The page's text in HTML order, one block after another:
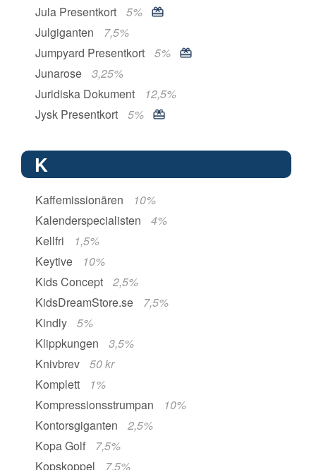
Jula Presentkort
5%
Julgiganten
7,5%
Jumpyard Presentkort
5%
Junarose
3,25%
Juridiska Dokument
12,5%
Jysk Presentkort
5%
K
Kaffemissionären
10%
Kalenderspecialisten
4%
Kellfri
1,5%
Keytive
10%
Kids Concept
2,5%
KidsDreamStore.se
7,5%
Kindly
5%
Klippkungen
3,5%
Knivbrev
50 kr
Komplett
1%
Kompressionsstrumpan
10%
Kontorsgiganten
2,5%
Kopa Golf
7,5%
Kopskoppel
7,5%